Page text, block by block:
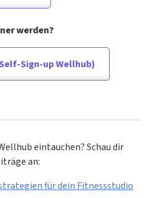
werden?
Sign-up Wellhub)
eintauchen? Schau dir
an:
für dein Fitnessstudio